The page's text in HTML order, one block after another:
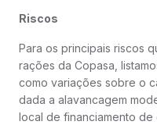
Riscos
Para os principais riscos
rações da Copasa,
como variações sobre o
dada a alavancagem
local de financiamento